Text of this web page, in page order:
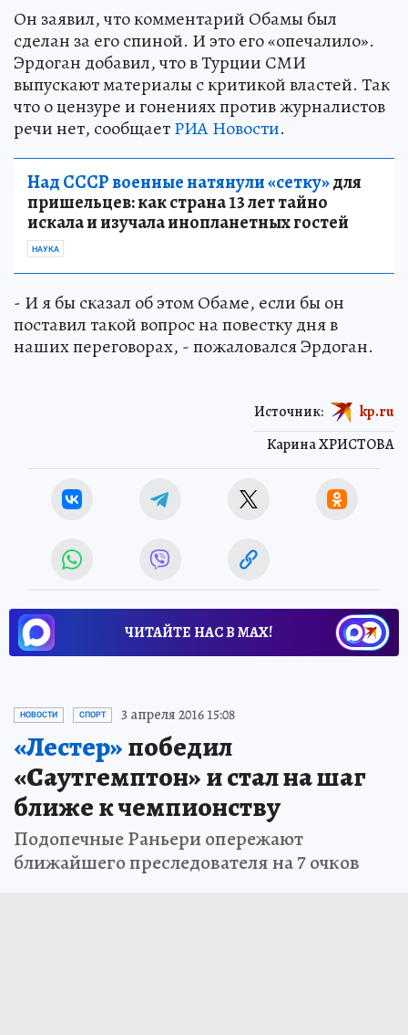
Он заявил, что комментарий Обамы был
сделан за его спиной. И это его «опечалило».
Эрдоган добавил, что в Турции СМИ
выпускают материалы с критикой властей. Так
что о цензуре и гонениях против журналистов
речи нет, сообщаетРИА Новости.
Над СССР военные натянули «сетку»для
пришельцев: как страна 13 лет тайно
искала и изучала инопланетных гостей
НАУКА
- И я бы сказал об этом Обаме, если бы он
поставил такой вопрос на повестку дня в
наших переговорах, - пожаловался Эрдоган.
Карина ХРИСТОВА
Источник: kp.ru
ЧИТАЙТЕ НАС В МАХ!
НОВОСТИ СПОРТ 3 апреля 2016 15:08
«Лестер»победил
«Саутгемптон» и стал на шаг
ближе к чемпионству
Подопечные Раньери опережают
ближайшего преследователя на 7 очков